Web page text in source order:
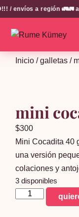
/ envíos a región 🚛🚛
Inicio /galletas /
mini
$300
Mini Cocadita 40
una versión
colaciones y
3 disponibles
mini